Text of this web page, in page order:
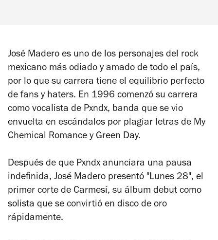
José Madero es uno de los personajes del rock
mexicano más odiado y amado de todo el país,
por lo que su carrera tiene el equilibrio perfecto
de fans y haters. En 1996 comenzó su carrera
como vocalista de Pxndx, banda que se vio
envuelta en escándalos por plagiar letras de My
Chemical Romance y Green Day.
Después de que Pxndx anunciara una pausa
indefinida, José Madero presentó "Lunes 28", el
primer corte de Carmesí, su álbum debut como
solista que se convirtió en disco de oro
rápidamente.